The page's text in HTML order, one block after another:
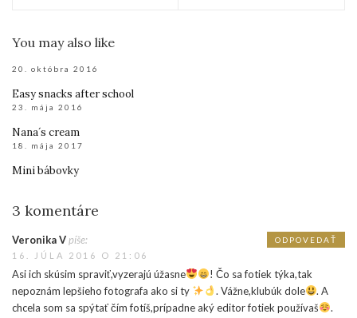
You may also like
20. októbra 2016
Easy snacks after school
23. mája 2016
Nana´s cream
18. mája 2017
Mini bábovky
3 komentáre
Veronika Vpíše:
16. JÚLA 2016 O 21:06
Asi ich skúsim spraviť,vyzerajú úžasne
! Čo sa fotiek týka,tak
nepoznám lepšieho fotografa ako si ty
. Vážne,klubúk dole
. A
chcela som sa spýtať čím fotíš,prípadne aký editor fotiek používaš
.
ODPOVEDAŤ